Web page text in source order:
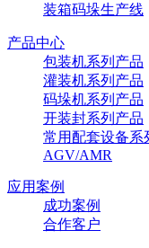
装箱码垛生产线
产品中心
包装机系列产品
灌装机系列产品
码垛机系列产品
开装封系列产品
常用配套设备系
AGV/AMR
应用案例
成功案例
合作客户